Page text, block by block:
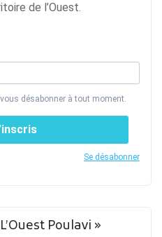
de l’Ouest.
désabonner à tout moment.
Se désabonner
Poulavi »